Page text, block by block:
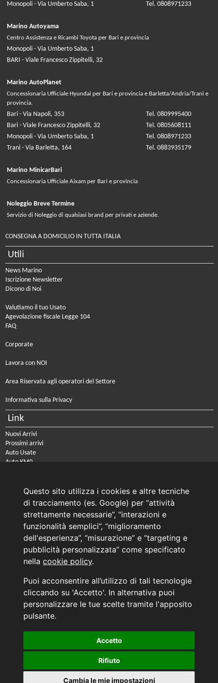
Questo sito utilizza i cookies e altre tecniche
di tracciamento (es. Google) per “attività
strettamente necessarie”, “interazioni e
funzionalità semplici”, “miglioramento
dell'esperienza”, “misurazione” e “targeting e
pubblicità personalizzata” come specificato
nella cookie policy.
Puoi acconsentire all’utilizzo di tali tecnologie
cliccando su 'Accetto'. In alternativa puoi
personalizzare le tue scelte tramite l'apposito
pulsante.
Accetto
Rifiuto
Cambia le mie impostazioni
Monopoli - Via Umberto Saba, 1
Tel. 0808971233
Marino Autoyama
Centro Assistenza e Ricambi Toyota per Bari e provincia
Monopoli - Via Umberto Saba, 1
BARI - Viale Francesco Zippitelli, 32
Marino AutoPlanet
Concessionaria Ufficiale Hyundai per Bari e provincia e Barletta/Andria/Trani e
provincia.
Bari - Via Napoli, 353
Tel. 0809995400
Bari - Viale Francesco Zippitelli, 32
Tel. 0805608111
Monopoli - Via Umberto Saba, 1
Tel. 0808971233
Trani - Via Barletta, 164
Tel. 0883935179
Marino MinicarBari
Concessionaria Ufficiale Aixam per Bari e provincia
Noleggio Breve Termine
Servizio di Noleggio di qualsiasi brand per privati e aziende.
CONSEGNA A DOMICILIO IN TUTTA ITALIA
Utili
News Marino
Iscrizione Newsletter
Dicono di Noi
Valutiamo il tuo Usato
Agevolazione fiscale Legge 104
FAQ
Corporate
Lavora con NOI
Area Riservata agli operatori del Settore
Informativa sulla Privacy
Link
Nuovi Arrivi
Prossimi arrivi
Auto Usate
Auto KM0
PRENOTA IL TUO INTERVENTO DI OFFICINA
PRENOTA LA REVISIONE DELLA TUA AUTO
Consulente Online Usato: 0805608980
Consulente Online Hyundai: 0805608985
AUTO PLANET BARI SRL | BARI, via Zippitelli 32-34 - CAP 70132 | P.I. 05126720720
Generata in 0,01 secondi | 216.73.216.133
INFORMATIVA AI SENSI DELL'ART. 79 DEL REG. IVASS n° 40/2018
Aggiorna le tue preferenze di consenso alle tecnologie di tracciamento.